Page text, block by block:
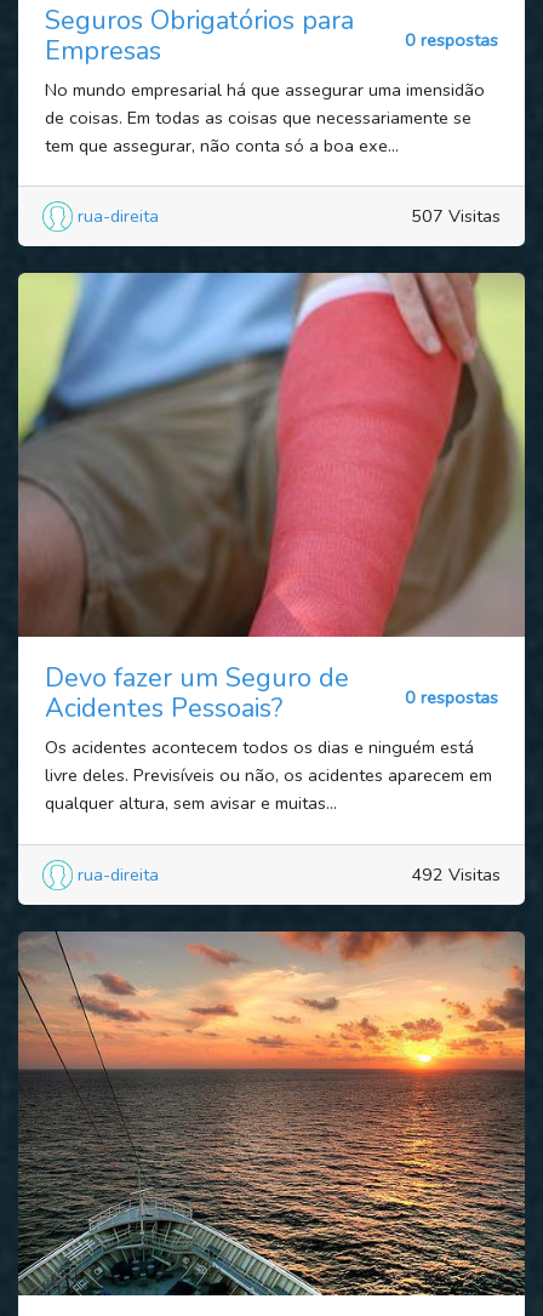
Seguros Obrigatórios para
Empresas
0 respostas
No mundo empresarial há que assegurar uma imensidão
de coisas. Em todas as coisas que necessariamente se
tem que assegurar, não conta só a boa exe...
rua-direita 507 Visitas
Devo fazer um Seguro de
Acidentes Pessoais?
0 respostas
Os acidentes acontecem todos os dias e ninguém está
livre deles. Previsíveis ou não, os acidentes aparecem em
qualquer altura, sem avisar e muitas...
rua-direita 492 Visitas